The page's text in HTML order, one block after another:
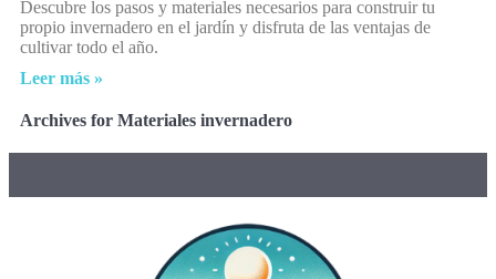
Descubre los pasos y materiales necesarios para construir tu
propio invernadero en el jardín y disfruta de las ventajas de
cultivar todo el año.
Leer más »
Archives for Materiales invernadero